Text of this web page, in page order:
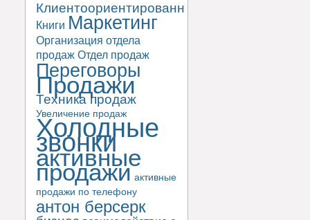
Клиентоориентированность
Книги Маркетинг
Организация отдела
продаж Отдел продаж
Переговоры
Продажи
Техника продаж
Увеличение продаж
Холодные
звонки
активные
продажи активные
продажи по телефону
антон берсерк